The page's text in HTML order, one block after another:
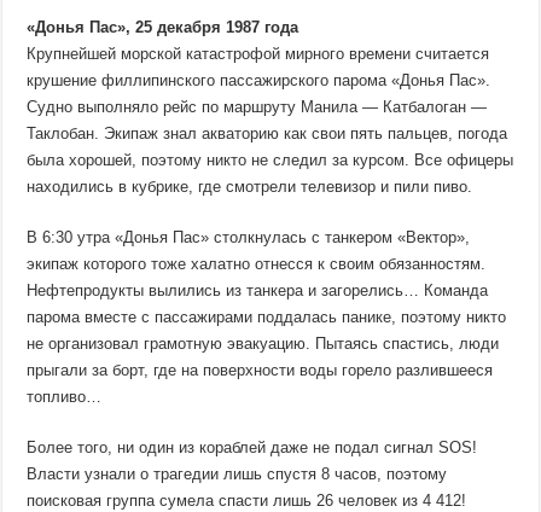
«Донья Пас», 25 декабря 1987 года
Крупнейшей морской катастрофой мирного времени считается
крушение филлипинского пассажирского парома «Донья Пас».
Судно выполняло рейс по маршруту Манила — Катбалоган —
Таклобан. Экипаж знал акваторию как свои пять пальцев, погода
была хорошей, поэтому никто не следил за курсом. Все офицеры
находились в кубрике, где смотрели телевизор и пили пиво.
В 6:30 утра «Донья Пас» столкнулась с танкером «Вектор»,
экипаж которого тоже халатно отнесся к своим обязанностям.
Нефтепродукты вылились из танкера и загорелись… Команда
парома вместе с пассажирами поддалась панике, поэтому никто
не организовал грамотную эвакуацию. Пытаясь спастись, люди
прыгали за борт, где на поверхности воды горело разлившееся
топливо…
Более того, ни один из кораблей даже не подал сигнал SOS!
Власти узнали о трагедии лишь спустя 8 часов, поэтому
поисковая группа сумела спасти лишь 26 человек из 4 412!